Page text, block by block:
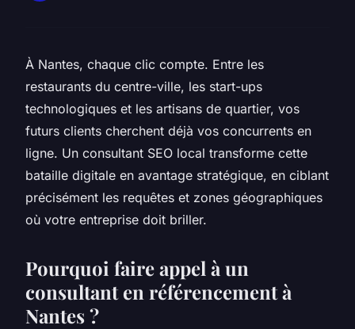
À Nantes, chaque clic compte. Entre les
restaurants du centre-ville, les start-ups
technologiques et les artisans de quartier, vos
futurs clients cherchent déjà vos concurrents en
ligne. Un consultant SEO local transforme cette
bataille digitale en avantage stratégique, en ciblant
précisément les requêtes et zones géographiques
où votre entreprise doit briller.
Pourquoi faire appel à un
consultant en référencement à
Nantes ?